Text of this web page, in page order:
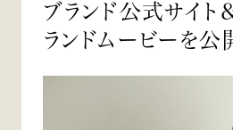
ブランド公式サイト
ランドムービーを公